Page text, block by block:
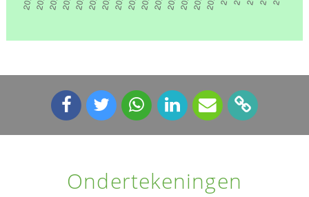
Ondertekeningen